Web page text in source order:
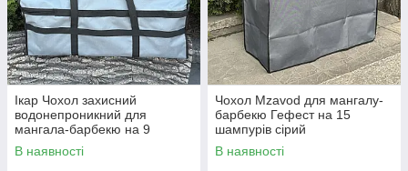
Ікар Чохол захисний
водонепроникний для
мангала-барбекю на 9
шампурів сірий Оксфорд
390D з ручками
В наявності
Чохол Mzavod для мангалу-
барбекю Гефест на 15
шампурів сірий
В наявності